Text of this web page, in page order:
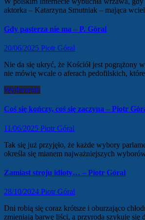
aktorka – Katarzyna Smutniak – mająca
Gdy pasterza nie ma – P. Góral
20/06/2025 Piotr Góral
Nie da się ukryć, że Kościół jest pogrążony
nie mówię wcale o aferach pedofilskich,
Wydarzenia
Coś się kończy, coś się zaczyna – Piotr
11/06/2025 Piotr Góral
Tak się już przyjęło, że każde wybory
określa się mianem najważniejszych
Zamiast stroju idioty… – Piotr Góral
28/10/2024 Piotr Góral
Dni robią się coraz krótsze i oburzająco
zmieniają barwę liści, a przyroda szykuje